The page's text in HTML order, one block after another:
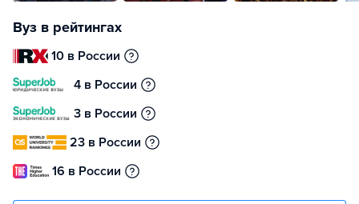
Вуз в рейтингах
10 в России
4 в России
3 в России
23 в России
16 в России